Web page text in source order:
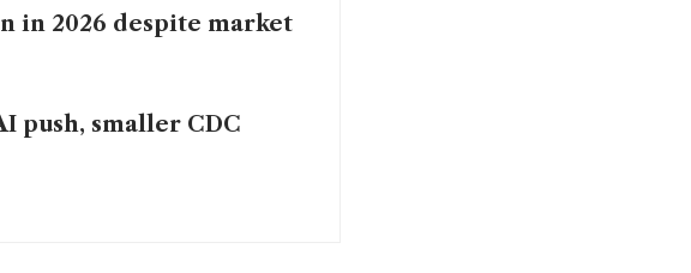
in 2026 despite market
push, smaller CDC